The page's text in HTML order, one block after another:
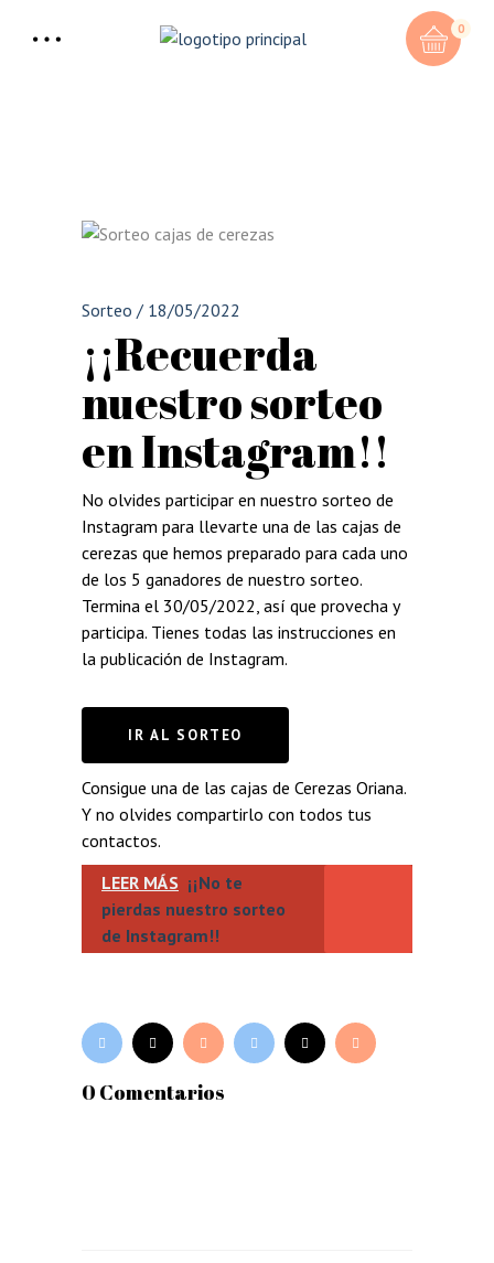
0
Sorteo / 18/05/2022
¡¡Recuerda
nuestro sorteo
en Instagram!!
No olvides participar en nuestro sorteo de
Instagram para llevarte una de las cajas de
cerezas que hemos preparado para cada uno
de los 5 ganadores de nuestro sorteo.
Termina el 30/05/2022, así que provecha y
participa. Tienes todas las instrucciones en
la publicación de Instagram.
IR AL SORTEO
Consigue una de las cajas de Cerezas Oriana.
Y no olvides compartirlo con todos tus
contactos.
LEER MÁS ¡¡No te
pierdas nuestro sorteo
de Instagram!!
0 Comentarios